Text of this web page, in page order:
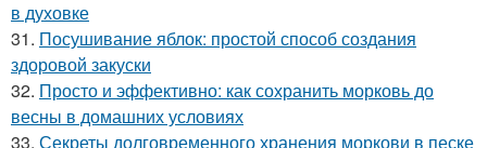
в духовке
31. Посушивание яблок: простой способ создания
здоровой закуски
32. Просто и эффективно: как сохранить морковь до
весны в домашних условиях
33. Секреты долговременного хранения моркови в песке